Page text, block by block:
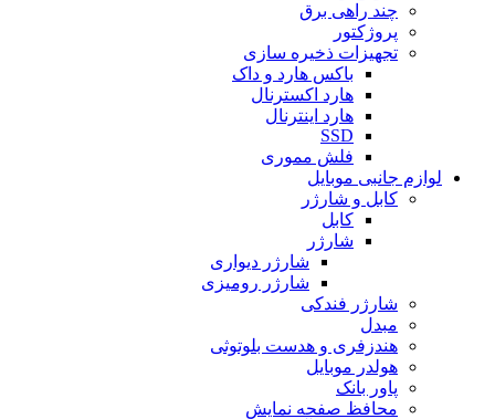
چند راهی برق
پروژکتور
تجهیزات ذخیره سازی
باکس هارد و داک
هارد اکسترنال
هارد اینترنال
SSD
فلش مموری
لوازم جانبی موبایل
کابل و شارژر
کابل
شارژر
شارژر دیواری
شارژر رومیزی
شارژر فندکی
مبدل
هندزفری و هدست بلوتوثی
هولدر موبایل
پاور بانک
محافظ صفحه نمایش